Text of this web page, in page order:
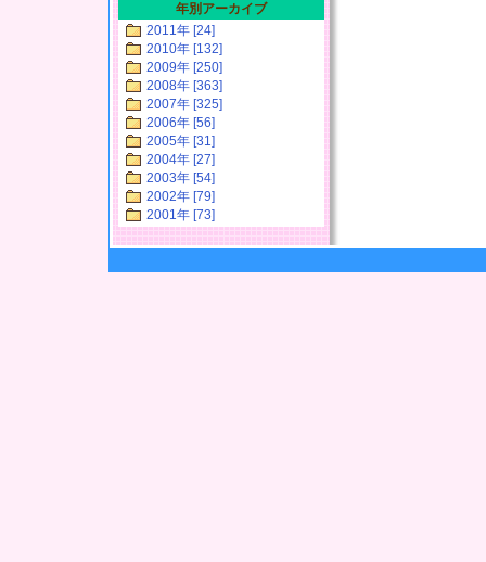
年別アーカイブ
2011年 [24]
2010年 [132]
2009年 [250]
2008年 [363]
2007年 [325]
2006年 [56]
2005年 [31]
2004年 [27]
2003年 [54]
2002年 [79]
2001年 [73]